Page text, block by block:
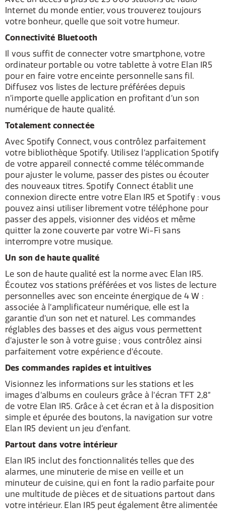
Internet du monde entier, vous trouverez toujours
votre bonheur, quelle que soit votre humeur.
Connectivité Bluetooth
Il vous suffit de connecter votre smartphone, votre
ordinateur portable ou votre tablette à votre Elan IR5
pour en faire votre enceinte personnelle sans fil.
Diffusez vos listes de lecture préférées depuis
n’importe quelle application en profitant d’un son
numérique de haute qualité.
Totalement connectée
Avec Spotify Connect, vous contrôlez parfaitement
votre bibliothèque Spotify. Utilisez l’application Spotify
de votre appareil connecté comme télécommande
pour ajuster le volume, passer des pistes ou écouter
des nouveaux titres. Spotify Connect établit une
connexion directe entre votre Elan IR5 et Spotify : vous
pouvez ainsi utiliser librement votre téléphone pour
passer des appels, visionner des vidéos et même
quitter la zone couverte par votre Wi-Fi sans
interrompre votre musique.
Un son de haute qualité
Le son de haute qualité est la norme avec Elan IR5.
Écoutez vos stations préférées et vos listes de lecture
personnelles avec son enceinte énergique de 4 W :
associée à l’amplificateur numérique, elle est la
garantie d’un son net et naturel. Les commandes
réglables des basses et des aigus vous permettent
d’ajuster le son à votre guise ; vous contrôlez ainsi
parfaitement votre expérience d’écoute.
Des commandes rapides et intuitives
Visionnez les informations sur les stations et les
images d’albums en couleurs grâce à l’écran TFT 2,8”
de votre Elan IR5. Grâce à cet écran et à la disposition
simple et épurée des boutons, la navigation sur votre
Elan IR5 devient un jeu d’enfant.
Partout dans votre intérieur
Elan IR5 inclut des fonctionnalités telles que des
alarmes, une minuterie de mise en veille et un
minuteur de cuisine, qui en font la radio parfaite pour
une multitude de pièces et de situations partout dans
votre intérieur. Elan IR5 peut également être alimentée